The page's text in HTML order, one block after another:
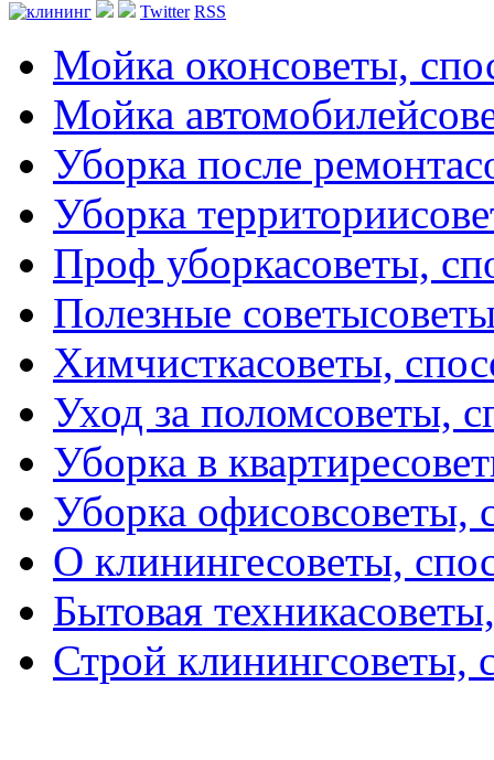
Twitter RSS
Мойка оконсоветы,
Мойка автомобилей
Уборка после ремонта
Уборка территории
Проф уборкасоветы,
Полезные советы
Химчисткасоветы,
Уход за поломсоветы,
Уборка в квартире
Уборка офисовсоветы,
О клинингесоветы,
Бытовая техника
Строй клинингсоветы,